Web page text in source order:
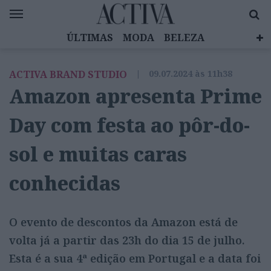
ÚLTIMAS MODA
BELEZA
EMOÇÕES
MULHERES INSPIRADORAS
DIZ QUEM SABE
ACTIVA BRAND STUDIO
ACTIVA BRAND STUDIO | 09.07.2024 às 11h38
Amazon apresenta Prime
Day com festa ao pôr-do-
sol e muitas caras
conhecidas
O evento de descontos da Amazon está de
volta já a partir das 23h do dia 15 de julho.
Esta é a sua 4ª edição em Portugal e a data foi